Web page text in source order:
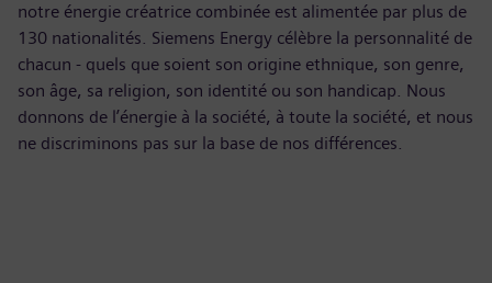
notre énergie créatrice combinée est alimentée par plus de
130 nationalités. Siemens Energy célèbre la personnalité de
chacun - quels que soient son origine ethnique, son genre,
son âge, sa religion, son identité ou son handicap. Nous
donnons de l’énergie à la société, à toute la société, et nous
ne discriminons pas sur la base de nos différences.